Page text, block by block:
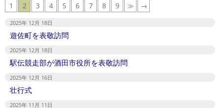
1 2 3 4 5 6 7 8 9 ≫ →
2025年 12月 18日
遊佐町を表敬訪問
2025年 12月 18日
駅伝競走部が酒田市役所を表敬訪問
2025年 12月 16日
壮行式
2025年 11月 11日